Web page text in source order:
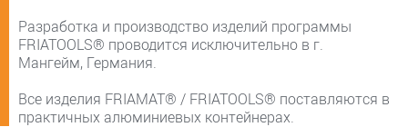
Разработка и производство изделий программы
FRIATOOLS® проводится исключительно в г.
Мангейм, Германия.
Все изделия FRIAMAT® / FRIATOOLS® поставляются в
практичных алюминиевых контейнерах.